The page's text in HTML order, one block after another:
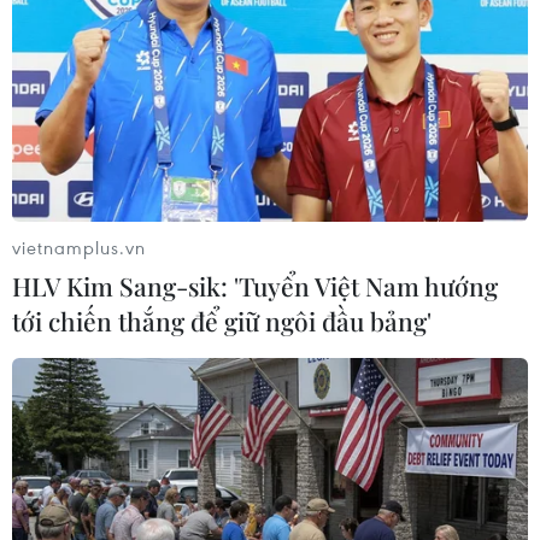
Pha trộn lõi pin, hóa chất để "làm đẹp"
càphê bán ra thị trường
17/04/2018 07:33
Chủ cơ sở khai nhận, trong thời gian qua, đã thu mua
các loại càphê kém chất lượng từ các đại lý, sau đó
pha trộn lõi pin, các loại hóa chất làm đẹp rồi đóng gói
bán ra thị trường.
vietnamplus.vn
HLV Kim Sang-sik: 'Tuyển Việt Nam hướng
tới chiến thắng để giữ ngôi đầu bảng'